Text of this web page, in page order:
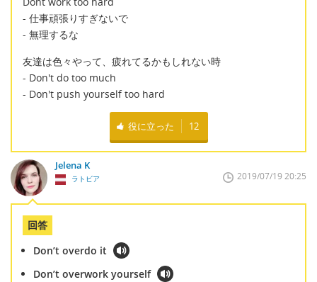
- 仕事頑張りすぎないで
- 無理するな
友達は色々やって、疲れてるかもしれない時
- Don't do too much
- Don't push yourself too hard
役に立った 12
Jelena K
ラトビア 2019/07/19 20:25
回答
Don’t overdo it
Don’t overwork yourself